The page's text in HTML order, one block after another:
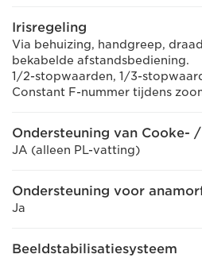
Irisregeling
Via behuizing, handgreep,
bekabelde afstandsbediening.
1/2-stopwaarden, 1/3-
Constant F-nummer tijdens
Ondersteuning van Cooke-
JA (alleen PL-vatting)
Ondersteuning voor
Ja
Beeldstabilisatiesysteem